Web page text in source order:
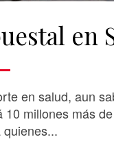
en
en salud, aun
millones más